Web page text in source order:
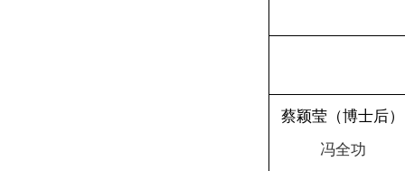
蔡颖莹（博士后）
冯全功